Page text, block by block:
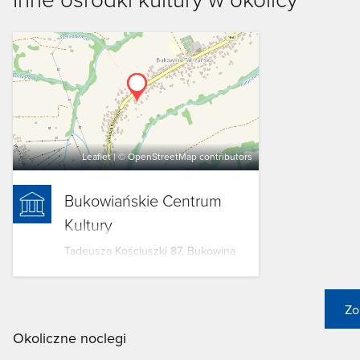
Źródło: www.bukowinatatrzanska.pl
Leaflet| ©OpenStreetMapcontributors
Bukowiańskie Centrum
Kultury
Tadeusza Kościuszki 87, Bukowina
Okoliczne noclegi